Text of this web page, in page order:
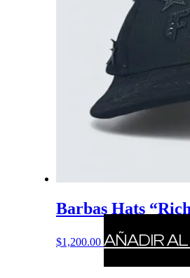
Barbas Hats
$1,200.00 AÑADIR